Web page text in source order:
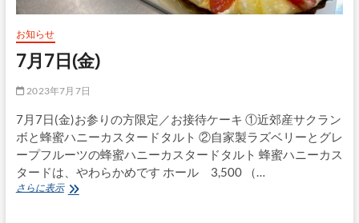
お知らせ
7月7日(金)
2023年7月7日
7月7日(金)お参りの方限定／お接待ケーキ ①近郊産サクラン
ボと蜂蜜ハニーカスタードタルト ②自家製ラズベリーとグレ
ープフルーツの蜂蜜ハニーカスタードタルト 蜂蜜ハニーカス
タードは、やわらかめです ホール 3,500 （…
さらに表示7